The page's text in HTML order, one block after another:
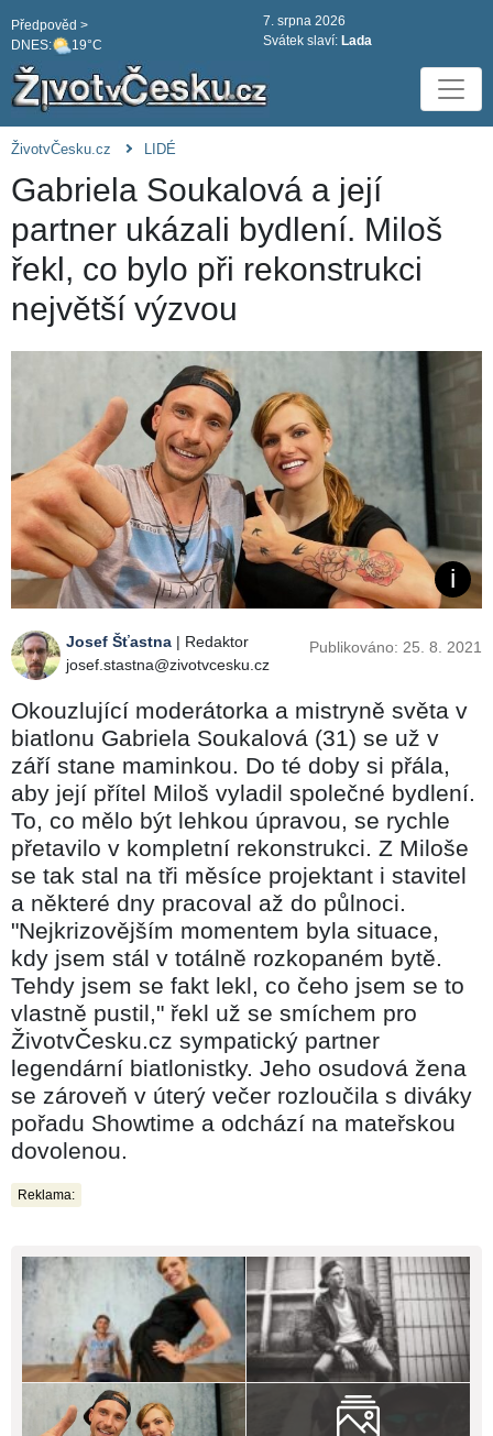
DNES: 19°C
Předpověd >
7. srpna 2026
Svátek slaví: Lada
ŽivotvČesku.cz LIDÉ
Gabriela Soukalová a její
partner ukázali bydlení. Miloš
řekl, co bylo při rekonstrukci
největší výzvou
Josef Šťastna | Redaktor
josef.stastna@zivotvcesku.cz
Publikováno: 25. 8. 2021
Okouzlující moderátorka a mistryně světa v
biatlonu Gabriela Soukalová (31) se už v
září stane maminkou. Do té doby si přála,
aby její přítel Miloš vyladil společné bydlení.
To, co mělo být lehkou úpravou, se rychle
přetavilo v kompletní rekonstrukci. Z Miloše
se tak stal na tři měsíce projektant i stavitel
a některé dny pracoval až do půlnoci.
"Nejkrizovějším momentem byla situace,
kdy jsem stál v totálně rozkopaném bytě.
Tehdy jsem se fakt lekl, co čeho jsem se to
vlastně pustil," řekl už se smíchem pro
ŽivotvČesku.cz sympatický partner
legendární biatlonistky. Jeho osudová žena
se zároveň v úterý večer rozloučila s diváky
pořadu Showtime a odchází na mateřskou
dovolenou.
Reklama: